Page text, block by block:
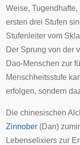
Weise,
ersten drei Stufen
Stufenleiter vom
Der Sprung von der
Dao-Menschen zur
Menschheitsstufe
erfolgen, sondern
Die chinesischen
Zinnober (Dan)
Lebenselixiers zur